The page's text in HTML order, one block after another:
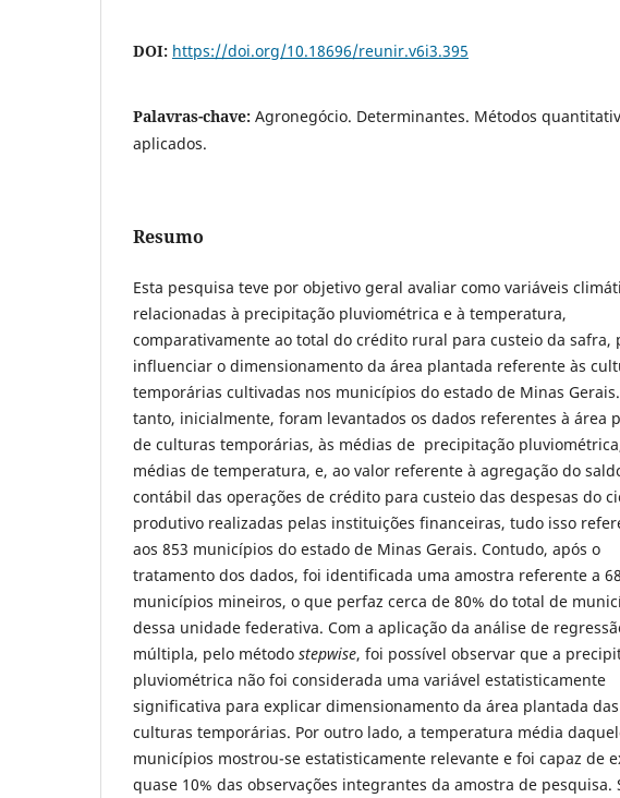
DOI: https://doi.org/10.18696/reunir.v6i3.395
Palavras-chave: Agronegócio. Determinantes. Métodos
aplicados.
Resumo
Esta pesquisa teve por objetivo geral avaliar como variáveis
relacionadas à precipitação pluviométrica e à temperatura,
comparativamente ao total do crédito rural para custeio da safra,
influenciar o dimensionamento da área plantada referente às
temporárias cultivadas nos municípios do estado de Minas
tanto, inicialmente, foram levantados os dados referentes à área
de culturas temporárias, às médias de precipitação
médias de temperatura, e, ao valor referente à agregação do
contábil das operações de crédito para custeio das despesas do
produtivo realizadas pelas instituições financeiras, tudo isso
aos 853 municípios do estado de Minas Gerais. Contudo, após o
tratamento dos dados, foi identificada uma amostra referente a
municípios mineiros, o que perfaz cerca de 80% do total de
dessa unidade federativa. Com a aplicação da análise de
múltipla, pelo método stepwise, foi possível observar que a
pluviométrica não foi considerada uma variável estatisticamente
significativa para explicar dimensionamento da área plantada das
culturas temporárias. Por outro lado, a temperatura média
municípios mostrou-se estatisticamente relevante e foi capaz de
quase 10% das observações integrantes da amostra de pesquisa.